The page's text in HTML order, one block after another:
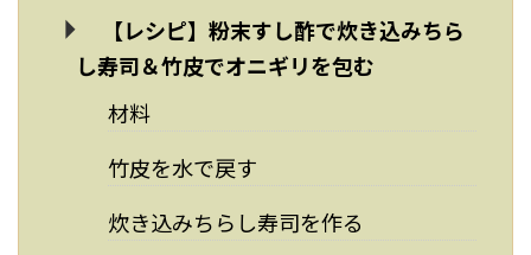
【レシピ】粉末すし酢で炊き込みちら
し寿司＆竹皮でオニギリを包む
材料
竹皮を水で戻す
炊き込みちらし寿司を作る